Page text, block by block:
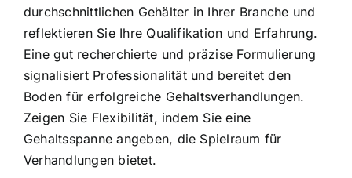
durchschnittlichen Gehälter in Ihrer Branche und
reflektieren Sie Ihre Qualifikation und Erfahrung.
Eine gut recherchierte und präzise Formulierung
signalisiert Professionalität und bereitet den
Boden für erfolgreiche Gehaltsverhandlungen.
Zeigen Sie Flexibilität, indem Sie eine
Gehaltsspanne angeben, die Spielraum für
Verhandlungen bietet.